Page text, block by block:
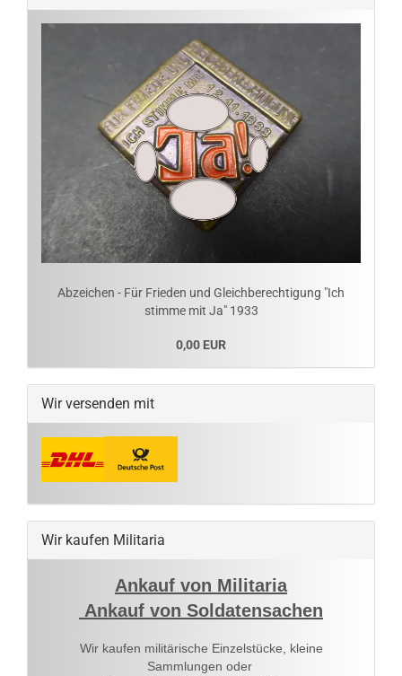
Abzeichen - Für Frieden und Gleichberechtigung "Ich
stimme mit Ja" 1933
0,00 EUR
Wir versenden mit
Wir kaufen Militaria
Ankauf von Militaria
Ankauf von Soldatensachen
Wir kaufen militärische Einzelstücke, kleine
Sammlungen oder